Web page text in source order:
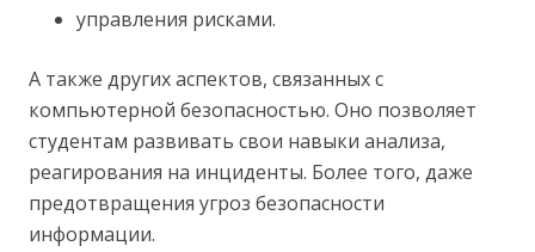
управления рисками.
А также других аспектов, связанных с
компьютерной безопасностью. Оно позволяет
студентам развивать свои навыки анализа,
реагирования на инциденты. Более того, даже
предотвращения угроз безопасности
информации.